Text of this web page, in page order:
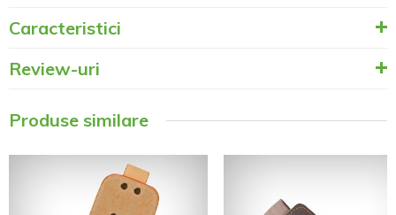
Caracteristici
Review-uri
Produse similare